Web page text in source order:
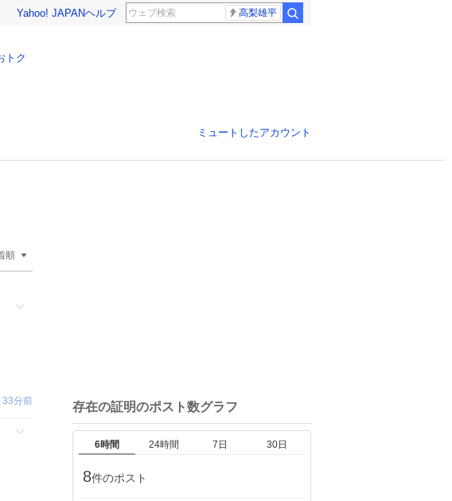
Yahoo! JAPANヘルプ 高梨雄平
トク
ミュートしたアカウント
順
33分前
存在の証明のポスト数グラフ
6時間 24時間 7日 30日
8件のポスト